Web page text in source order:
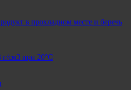
в прохладном месте и беречь
г/см3 при 20°C